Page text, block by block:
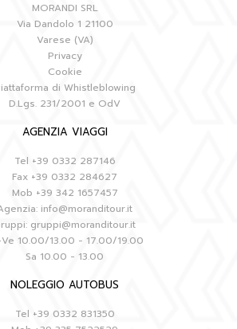
MORANDI SRL
Via Dandolo 1 21100
Varese (VA)
Privacy
Cookie
di Whistleblowing
D.Lgs. 231/2001 e OdV
AGENZIA VIAGGI
Tel +39 0332 287146
Fax +39 0332 284627
Mob +39 342 1657457
info@moranditour.it
gruppi@moranditour.it
10.00/13.00 - 17.00/19.00
Sa 10.00 - 13.00
NOLEGGIO AUTOBUS
Tel +39 0332 831350